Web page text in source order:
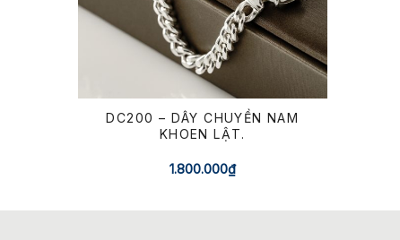
DC200 – DÂY CHUYỀN NAM
KHOEN LẬT.
1.800.000₫